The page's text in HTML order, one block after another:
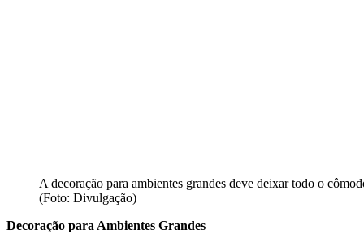
A decoração para ambientes grandes deve deixar todo o
(Foto: Divulgação)
Decoração para Ambientes Grandes